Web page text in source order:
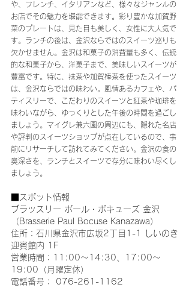
や、フレンチ、イタリアンなど、様々なジャンルの
お店でその魅力を堪能できます。彩り豊かな加賀野
菜のプレートは、見た目も美しく、女性に大人気で
す。ランチの後は、金沢ならではのスイーツ巡りも
欠かせません。金沢は和菓子の消費量も多く、伝統
的な和菓子から、洋菓子まで、美味しいスイーツが
豊富です。特に、抹茶や加賀棒茶を使ったスイーツ
は、金沢ならではの味わい。風情あるカフェや、パ
ティスリーで、こだわりのスイーツと紅茶や珈琲を
味わいながら、ゆっくりとした午後の時間を過ごし
ましょう。マイグレ兼六園の周辺にも、隠れた名店
や評判のスイーツショップが点在しているので、事
前にリサーチして訪れてみてください。金沢の食の
奥深さを、ランチとスイーツで存分に味わい尽くし
ましょう。
■スポット情報
ブラッスリー ポール・ボキューズ 金沢
（Brasserie Paul Bocuse Kanazawa）
住所：石川県金沢市広坂2丁目1-1 しいのき
迎賓館内 1F
営業時間：11:00〜14:30、17:00～
19:00（月曜定休）
電話番号： 076-261-1162